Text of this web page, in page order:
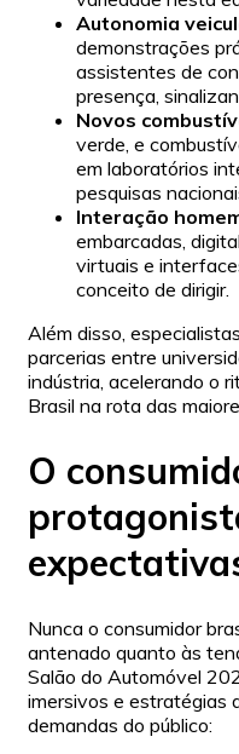
Autonomia
demonstrações
assistentes de
presença,
Novos
verde, e
em laboratórios
pesquisas
Interação
embarcadas,
virtuais e
conceito de dirigir.
Além disso,
parcerias entre
indústria, acelerando o
Brasil na rota das
O
Nunca o consumidor
antenado quanto às
Salão do Automóvel
imersivos e estratégias
demandas do público: